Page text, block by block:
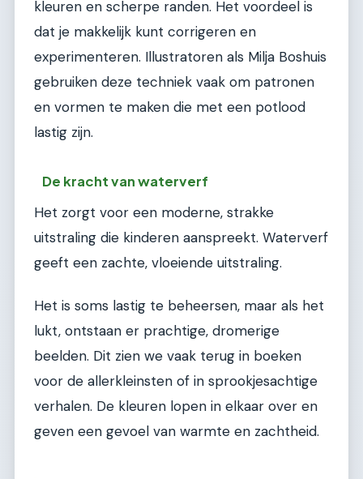
kleuren en scherpe randen. Het voordeel is
dat je makkelijk kunt corrigeren en
experimenteren. Illustratoren als Milja Boshuis
gebruiken deze techniek vaak om patronen
en vormen te maken die met een potlood
lastig zijn.
De kracht van waterverf
Het zorgt voor een moderne, strakke
uitstraling die kinderen aanspreekt. Waterverf
geeft een zachte, vloeiende uitstraling.
Het is soms lastig te beheersen, maar als het
lukt, ontstaan er prachtige, dromerige
beelden. Dit zien we vaak terug in boeken
voor de allerkleinsten of in sprookjesachtige
verhalen. De kleuren lopen in elkaar over en
geven een gevoel van warmte en zachtheid.